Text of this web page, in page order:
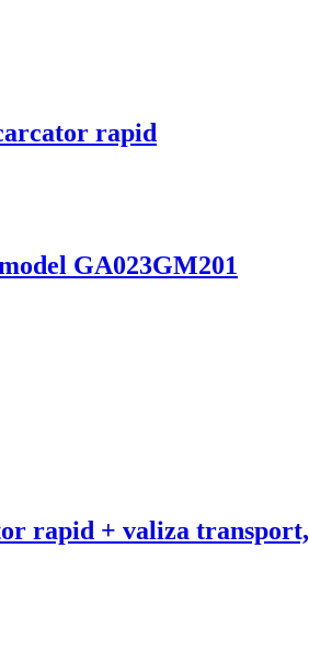
rapid
GA023GM201
rapid + valiza transport,